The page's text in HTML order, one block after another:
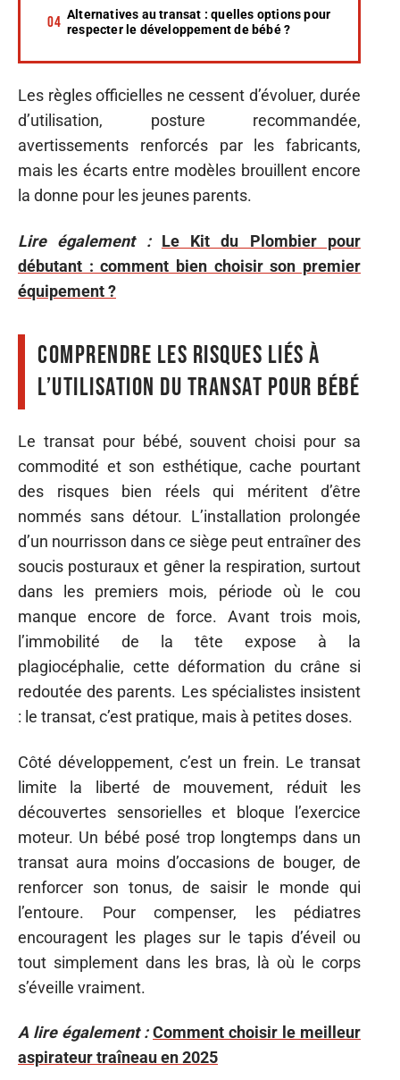
Alternatives au transat : quelles options pour
respecter le développement de bébé ?
Les règles officielles ne cessent d’évoluer, durée
d’utilisation, posture recommandée,
avertissements renforcés par les fabricants,
mais les écarts entre modèles brouillent encore
la donne pour les jeunes parents.
Lire également :
Le Kit du Plombier pour
débutant : comment bien choisir son premier
équipement ?
Comprendre les risques liés à
l’utilisation du transat pour bébé
Le transat pour bébé, souvent choisi pour sa
commodité et son esthétique, cache pourtant
des risques bien réels qui méritent d’être
nommés sans détour. L’installation prolongée
d’un nourrisson dans ce siège peut entraîner des
soucis posturaux et gêner la respiration, surtout
dans les premiers mois, période où le cou
manque encore de force. Avant trois mois,
l’immobilité de la tête expose à la
plagiocéphalie, cette déformation du crâne si
redoutée des parents. Les spécialistes insistent
: le transat, c’est pratique, mais à petites doses.
Côté développement, c’est un frein. Le transat
limite la liberté de mouvement, réduit les
découvertes sensorielles et bloque l’exercice
moteur. Un bébé posé trop longtemps dans un
transat aura moins d’occasions de bouger, de
renforcer son tonus, de saisir le monde qui
l’entoure. Pour compenser, les pédiatres
encouragent les plages sur le tapis d’éveil ou
tout simplement dans les bras, là où le corps
s’éveille vraiment.
A lire également : Comment choisir le meilleur
aspirateur traîneau en 2025